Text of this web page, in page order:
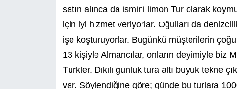
satın alınca da ismini limon Tur olarak
için iyi hizmet veriyorlar. Oğulları da
işe koşturuyorlar. Bugünkü müşterilerin
13 kişiyle Almancılar, onların deyimiyle biz
Türkler. Dikili günlük tura altı büyük tekne
var. Söylendiğine göre; günde bu turlara